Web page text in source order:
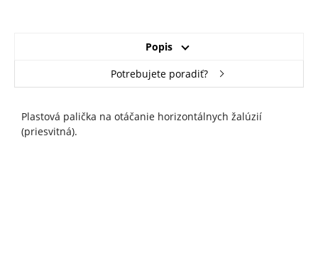
Popis
Potrebujete poradiť?
Plastová palička na otáčanie horizontálnych žalúzií
(priesvitná).